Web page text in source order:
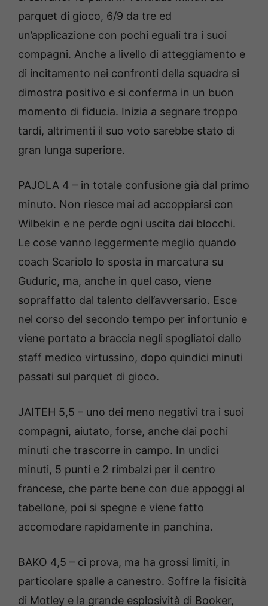
parquet di gioco, 6/9 da tre ed
un’applicazione con pochi eguali tra i suoi
compagni. Anche a livello di atteggiamento e
di incitamento nei confronti della squadra si
dimostra positivo e si conferma in un buon
momento di fiducia. Inizia a segnare troppo
tardi, altrimenti il suo voto sarebbe stato di
gran lunga superiore.
PAJOLA 4 – in totale confusione già dal primo
minuto. Non riesce mai ad accoppiarsi con
Wilbekin e ne perde ogni uscita dai blocchi.
Le cose vanno leggermente meglio quando
coach Scariolo lo sposta in marcatura su
Guduric, ma, anche in quel caso, viene
sopraffatto dal talento dell’avversario. Esce
nel corso del secondo tempo per infortunio e
viene portato a braccia negli spogliatoi dallo
staff medico virtussino, dopo quindici minuti
passati sul parquet di gioco.
JAITEH 5,5 – uno dei meno negativi tra i suoi
compagni, aiutato, forse, anche dai pochi
minuti che trascorre in campo. In undici
minuti, 5 punti e 2 rimbalzi per il centro
francese, che parte bene con due appoggi al
tabellone, poi si spegne e viene fatto
accomodare rapidamente in panchina.
BAKO 4,5 – ci prova, ma ha grossi limiti, in
particolare spalle a canestro. Soffre la fisicità
di Motley e la grande esplosività di Booker,